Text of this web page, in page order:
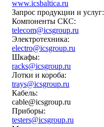
www.icsbaltica.ru
Запрос продукции и услуг:
Компоненты СКС:
telecom@icsgroup.ru
Электротехника:
electro@icsgroup.ru
Шкафы:
racks@icsgroup.ru
Лотки и короба:
trays@icsgroup.ru
Кабель:
cable@icsgroup.ru
Приборы:
testers@icsgroup.ru